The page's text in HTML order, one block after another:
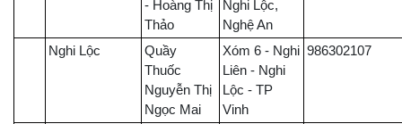
- Hoàng Thị
Thảo
Nghi Lộc,
Nghệ An
Nghi Lộc
Quầy
Thuốc
Nguyễn Thị
Ngọc Mai
Xóm 6 - Nghi
Liên - Nghi
Lộc - TP
Vinh
986302107